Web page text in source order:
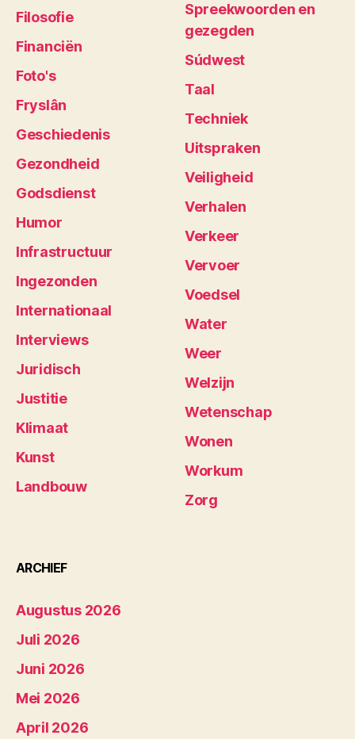
Filosofie
Financiën
Foto's
Fryslân
Geschiedenis
Gezondheid
Godsdienst
Humor
Infrastructuur
Ingezonden
Internationaal
Interviews
Juridisch
Justitie
Klimaat
Kunst
Landbouw
Spreekwoorden en
gezegden
Súdwest
Taal
Techniek
Uitspraken
Veiligheid
Verhalen
Verkeer
Vervoer
Voedsel
Water
Weer
Welzijn
Wetenschap
Wonen
Workum
Zorg
ARCHIEF
Augustus 2026
Juli 2026
Juni 2026
Mei 2026
April 2026